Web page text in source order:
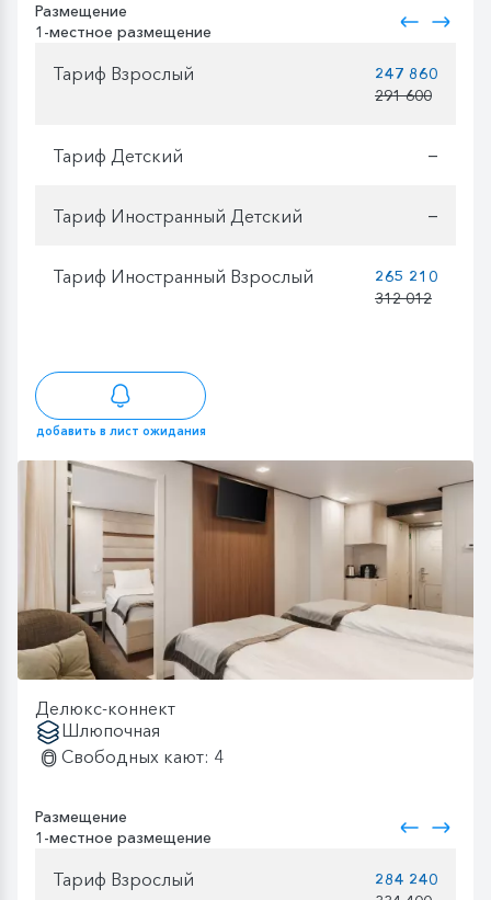
Размещение
1-местное размещение
Тариф Взрослый
247 860
291 600
Тариф Детский —
Тариф Иностранный Детский —
Тариф Иностранный Взрослый
265 210
312 012
добавить в лист ожидания
Делюкс-коннект
Шлюпочная
Свободных кают: 4
Размещение
1-местное размещение
Тариф Взрослый
284 240